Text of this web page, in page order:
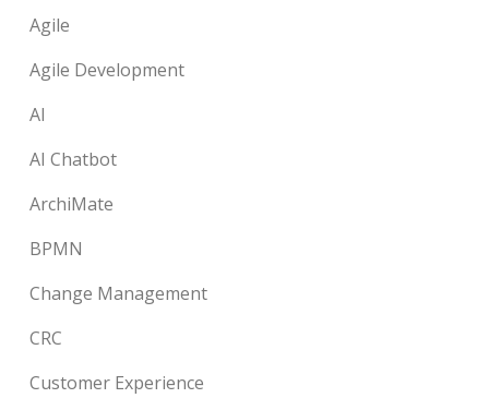
Agile
Agile Development
AI
AI Chatbot
ArchiMate
BPMN
Change Management
CRC
Customer Experience